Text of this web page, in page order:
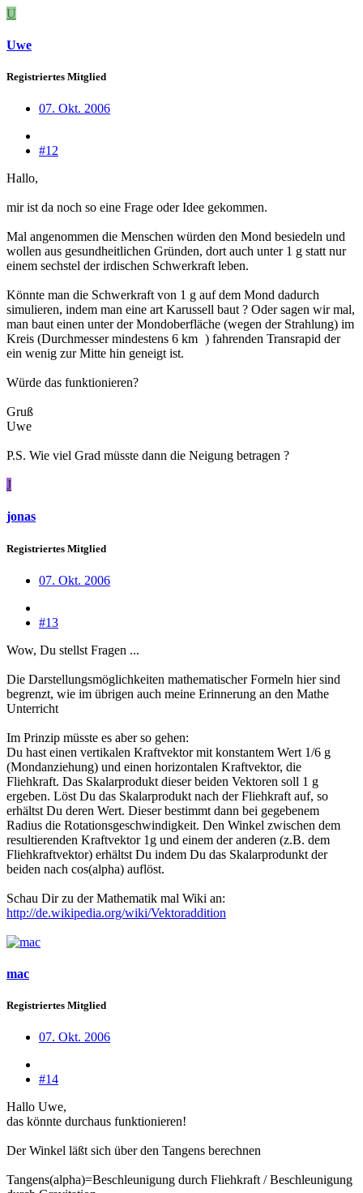
U
Uwe
Registriertes Mitglied
07. Okt. 2006
#12
Hallo,
mir ist da noch so eine Frage oder Idee gekommen.
Mal angenommen die Menschen würden den Mond besiedeln und
wollen aus gesundheitlichen Gründen, dort auch unter 1 g statt nur
einem sechstel der irdischen Schwerkraft leben.
Könnte man die Schwerkraft von 1 g auf dem Mond dadurch
simulieren, indem man eine art Karussell baut ? Oder sagen wir mal,
man baut einen unter der Mondoberfläche (wegen der Strahlung) im
Kreis (Durchmesser mindestens 6 km ) fahrenden Transrapid der
ein wenig zur Mitte hin geneigt ist.
Würde das funktionieren?
Gruß
Uwe
P.S. Wie viel Grad müsste dann die Neigung betragen ?
J
jonas
Registriertes Mitglied
07. Okt. 2006
#13
Wow, Du stellst Fragen ...
Die Darstellungsmöglichkeiten mathematischer Formeln hier sind
begrenzt, wie im übrigen auch meine Erinnerung an den Mathe
Unterricht
Im Prinzip müsste es aber so gehen:
Du hast einen vertikalen Kraftvektor mit konstantem Wert 1/6 g
(Mondanziehung) und einen horizontalen Kraftvektor, die
Fliehkraft. Das Skalarprodukt dieser beiden Vektoren soll 1 g
ergeben. Löst Du das Skalarprodukt nach der Fliehkraft auf, so
erhältst Du deren Wert. Dieser bestimmt dann bei gegebenem
Radius die Rotationsgeschwindigkeit. Den Winkel zwischen dem
resultierenden Kraftvektor 1g und einem der anderen (z.B. dem
Fliehkraftvektor) erhältst Du indem Du das Skalarprodunkt der
beiden nach cos(alpha) auflöst.
Schau Dir zu der Mathematik mal Wiki an:
http://de.wikipedia.org/wiki/Vektoraddition
mac
Registriertes Mitglied
07. Okt. 2006
#14
Hallo Uwe,
das könnte durchaus funktionieren!
Der Winkel läßt sich über den Tangens berechnen
Tangens(alpha)=Beschleunigung durch Fliehkraft / Beschleunigung